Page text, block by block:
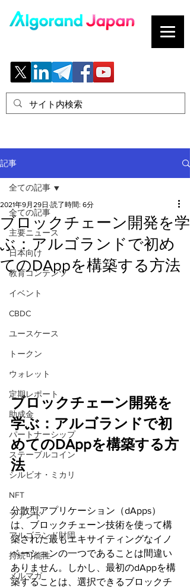
記事
全ての記事
主要ニュース
日本向け
教育コンテンツ
イベント
CBDC
ユースケース
トークン
ウォレット
定期レポート
助成金
パートナーシップ
ステーブルコイン
シルビオ・ミカリ
NFT
ファンド
アルゴランド財団
持続可能性
メルマガ
全ての記事
ブロックチェーン開発を学
ぶ：アルゴランドで初め
てのDAppを構築する方法
2021年9月29日 読了時間: 6分
ブロックチェーン開発を
学ぶ：アルゴランドで初
めてのDAppを構築する方
法
分散型アプリケーション（dApps）
は、ブロックチェーン技術を使って構
築された最もエキサイティングなイノ
ベーションの一つであることは間違い
ありません。しかし、最初のdAppを構
築することは、選択できるブロックチ